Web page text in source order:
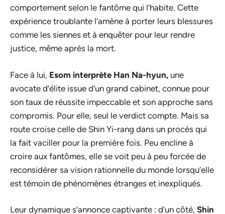
comportement selon le fantôme qui l’habite. Cette
expérience troublante l’amène à porter leurs blessures
comme les siennes et à enquêter pour leur rendre
justice, même après la mort.
Face à lui, Esom interprète Han Na-hyun, une
avocate d’élite issue d’un grand cabinet, connue pour
son taux de réussite impeccable et son approche sans
compromis. Pour elle, seul le verdict compte. Mais sa
route croise celle de Shin Yi-rang dans un procès qui
la fait vaciller pour la première fois. Peu encline à
croire aux fantômes, elle se voit peu à peu forcée de
reconsidérer sa vision rationnelle du monde lorsqu’elle
est témoin de phénomènes étranges et inexpliqués.
Leur dynamique s’annonce captivante : d’un côté, Shin